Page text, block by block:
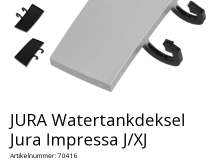
JURA Watertankdeksel
Jura Impressa J/XJ
Artikelnummer: 70416